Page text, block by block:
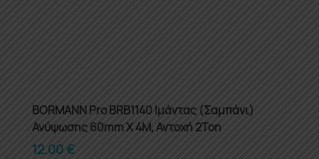
BORMANN Pro BRB1140 Ιμάντας (Σαμπάνι)
Ανύψωσης 60mm X 4M, Αντοχή 2Ton
12.00€